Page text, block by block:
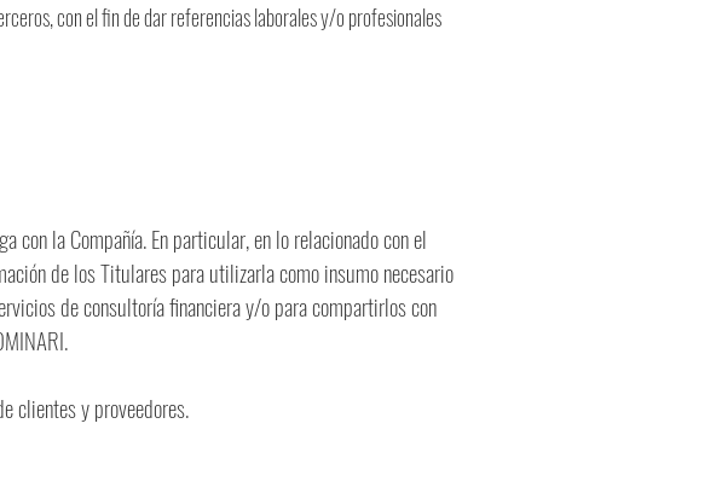
con el fin de dar referencias laborales y/o profesionales
la Compañía. En particular, en lo relacionado con el
de los Titulares para utilizarla como insumo necesario
de consultoría financiera y/o para compartirlos con
clientes y proveedores.